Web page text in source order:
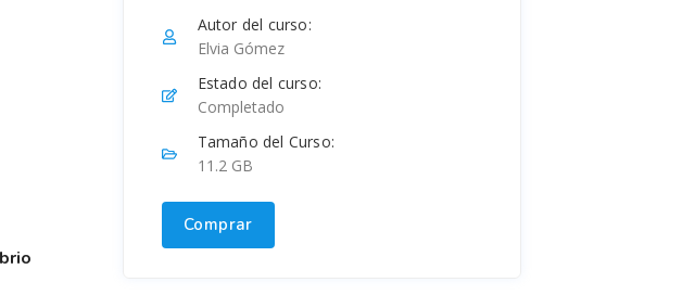
Autor del curso:
Elvia Gómez
Estado del curso:
Completado
Tamaño del Curso:
11.2 GB
Comprar